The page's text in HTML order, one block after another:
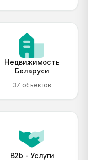
Недвижимость
Беларуси
37 объектов
B2b - Услуги